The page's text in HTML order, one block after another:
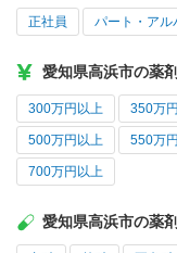
正社員 パート・アル
愛知県高浜市の薬
300万円以上 350万
500万円以上 550万
700万円以上
愛知県高浜市の薬